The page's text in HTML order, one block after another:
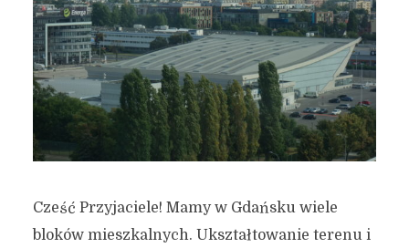
Cześć Przyjaciele! Mamy w Gdańsku wiele
bloków mieszkalnych. Ukształtowanie terenu i